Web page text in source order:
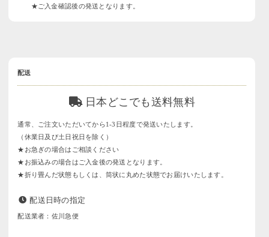
★ご入金確認後の発送となります。
配送
日本どこでも送料無料
通常、ご注文いただいてから1-3日程度で発送いたします。
（休業日及び土日祝日を除く）
★お急ぎの場合はご相談ください
★お振込みの場合はご入金後の発送となります。
★折り畳んだ状態もしくは、筒状に丸めた状態でお届けいたします。
配送日時の指定
配送業者：佐川急便